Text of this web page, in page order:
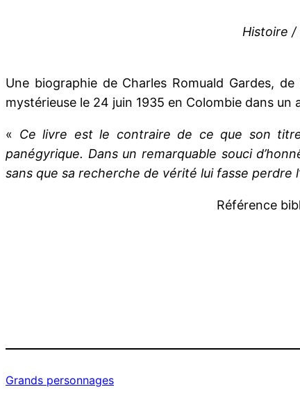
Histoire /
Une biographie de Charles Romuald Gardes,
mystérieuse le 24 juin 1935 en Colombie dans un
« Ce livre est le contraire de ce que son
panégyrique. Dans un remarquable souci
sans que sa recherche de vérité lui fasse perdre
Référence
Grands personnages